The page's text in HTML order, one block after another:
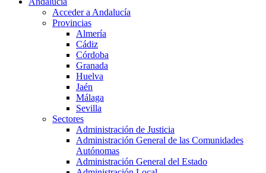
Acceder a Andalucía
Provincias
Almería
Cádiz
Córdoba
Granada
Huelva
Jaén
Málaga
Sevilla
Sectores
Administración de Justicia
Administración General de las Comunidades
Autónomas
Administración General del Estado